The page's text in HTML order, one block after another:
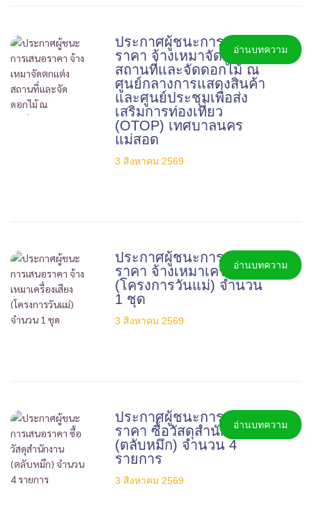
ประกาศผู้ชนะการเสนอ
ราคา จ้างเหมาจัดตกแต่ง
สถานที่และจัดดอกไม้ ณ
ศูนย์กลางการแสดงสินค้า
และศูนย์ประชุมเพื่อส่ง
เสริมการท่องเที่ยว
(OTOP) เทศบาลนคร
แม่สอด
3 สิงหาคม 2569
อ่านบทความ
ประกาศผู้ชนะการเสนอ
ราคา จ้างเหมาเครื่องเสียง
(โครงการวันแม่) จำนวน
1 ชุด
3 สิงหาคม 2569
อ่านบทความ
ประกาศผู้ชนะการเสนอ
ราคา ซื้อวัสดุสำนักงาน
(ตลับหมึก) จำนวน 4
รายการ
3 สิงหาคม 2569
อ่านบทความ